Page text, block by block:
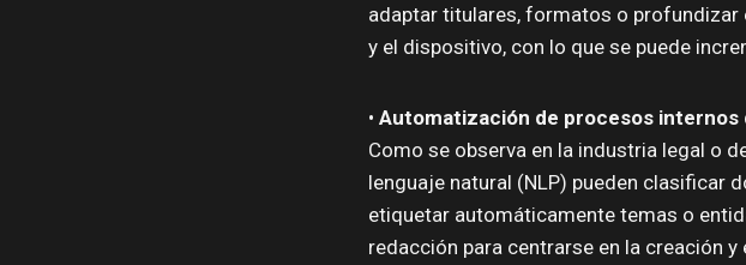
adaptar titulares, formatos o profundizar
y el dispositivo, con lo que se puede
• Automatización de procesos
Como se observa en la industria legal o
lenguaje natural (NLP) pueden clasificar
etiquetar automáticamente temas o
redacción para centrarse en la creación